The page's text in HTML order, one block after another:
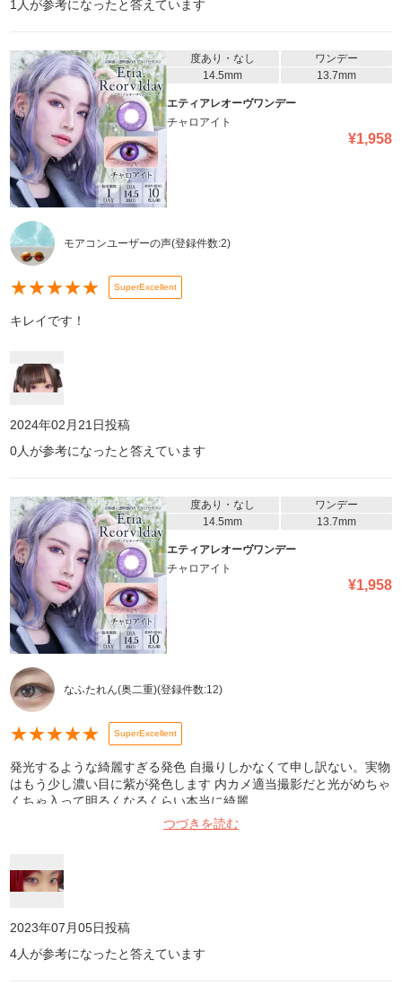
1 人が参考になったと答えています
度あり・なし
ワンデー
14.5mm
13.7mm
エティアレオーヴワンデー
チャロアイト
¥1,958
モアコンユーザーの声(登録件数:2)
★★★★★ SuperExcellent
キレイです！
2024年02月21日投稿
0人が参考になったと答えています
度あり・なし
ワンデー
14.5mm
13.7mm
エティアレオーヴワンデー
チャロアイト
¥1,958
なふたれん(奥二重)(登録件数:12)
★★★★★ SuperExcellent
発光するような綺麗すぎる発色 自撮りしかなくて申し訳ない。実物
はもう少し濃い目に紫が発色します 内カメ適当撮影だと光がめちゃ
くちゃ入って明るくなるくらい本当に綺麗
つづきを読む
2023年07月05日投稿
4人が参考になったと答えています